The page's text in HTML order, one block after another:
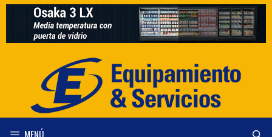
Saltar
contenido
MENÚ